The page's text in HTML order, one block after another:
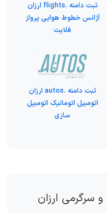
ثبت دامنه .flights ارزان
آژانس خطوط هوایی پرواز
فلایت
ثبت دامنه .autos ارزان
اتومبیل اتوماتیک اتومبیل
سازی
سرگرمی ارزان